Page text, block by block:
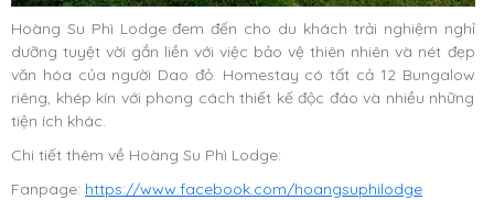
Hoàng Su Phì Lodge đem đến cho du khách trải nghiệm nghỉ
dưỡng tuyệt vời gắn liền với việc bảo vệ thiên nhiên và nét đẹp
văn hóa của người Dao đỏ. Homestay có tất cả 12 Bungalow
riêng, khép kín với phong cách thiết kế độc đáo và nhiều những
tiện ích khác.
Chi tiết thêm về Hoàng Su Phì Lodge:
Fanpage: https://www.facebook.com/hoangsuphilodge